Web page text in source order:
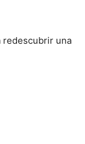
redescubrir una